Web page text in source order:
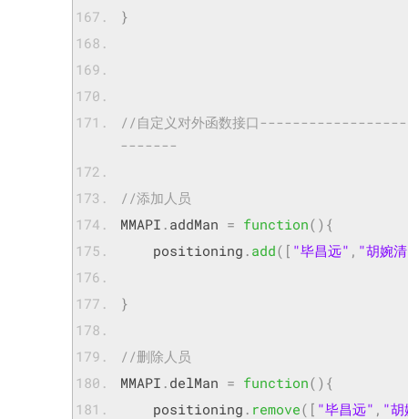
}
//自定义对外函数接口
-------
//添加人员
MMAPI . addMan = function(){
	positioning
. add([ "毕昌远" , "胡婉
}
//删除人员
MMAPI . delMan = function(){
	positioning
. remove([ "毕昌远" , "胡